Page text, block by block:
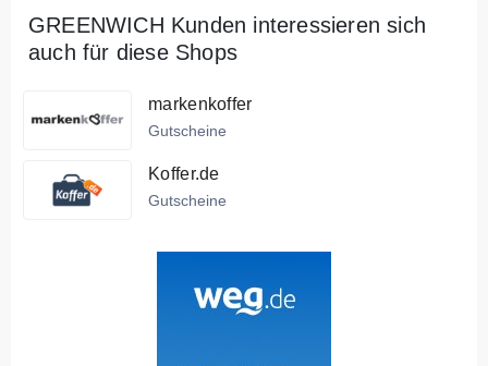
GREENWICH Kunden interessieren sich
auch für diese Shops
markenkoffer
Gutscheine
Koffer.de
Gutscheine